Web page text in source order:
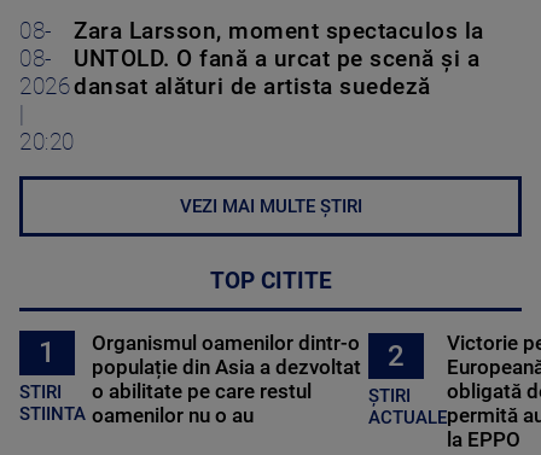
08-
08-
2026
20:20
Zara Larsson, moment spectaculos la
UNTOLD. O fană a urcat pe scenă și a
dansat alături de artista suedeză
VEZI MAI MULTE ȘTIRI
TOP CITITE
1
STIRI
STIINTA
Organismul oamenilor dintr-o
populație din Asia a dezvoltat
o abilitate pe care restul
oamenilor nu o au
2
ȘTIRI
ACTUALE
Victorie
obligată
permită
la EPPO